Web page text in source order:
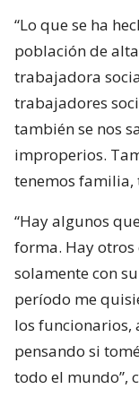
“Lo que se ha
población de
trabajadora
trabajadores
también se nos
improperios.
tenemos familia,
“Hay algunos
forma. Hay
solamente con
período me
los funcionarios,
pensando si
todo el mundo”,